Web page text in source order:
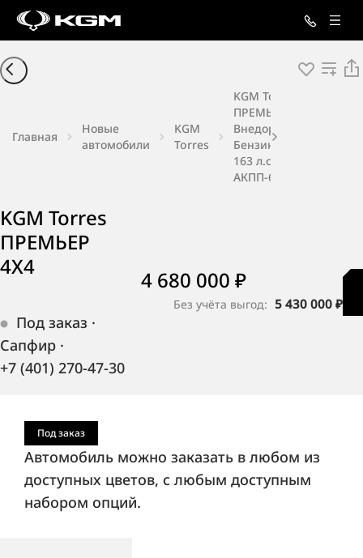
Главная
Новые
автомобили
KGM
Torres
KGM Torres
ПРЕМЬЕР 4X4
Внедорожник
Бензин 1,5 л
163 л.с.
АКПП-6
KGM Torres
ПРЕМЬЕР
4X4
Под заказ ·
Сапфир ·
+7 (401) 270-47-30
4 680 000 ₽
Без учёта выгод: 5 430 000 ₽
Под заказ
Автомобиль можно заказать в любом из
доступных цветов, с любым доступным
набором опций.